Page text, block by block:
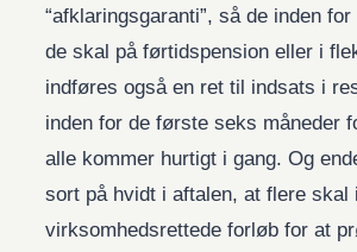
“afklaringsgaranti”, så de inden
de skal på førtidspension eller i
indføres også en ret til indsats i
inden for de første seks måneder
alle kommer hurtigt i gang. Og
sort på hvidt i aftalen, at flere skal i
virksomhedsrettede forløb for at